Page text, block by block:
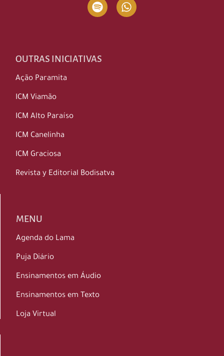
OUTRAS INICIATIVAS
Ação Paramita
ICM Viamão
ICM Alto Paraíso
ICM Canelinha
ICM Graciosa
Revista y Editorial Bodisatva
MENU
Agenda do Lama
Puja Diário
Ensinamentos em Áudio
Ensinamentos em Texto
Loja Virtual